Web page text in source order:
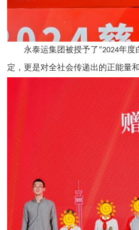
永泰运集团被授予了“2024年
定，更是对全社会传递出的正能量和